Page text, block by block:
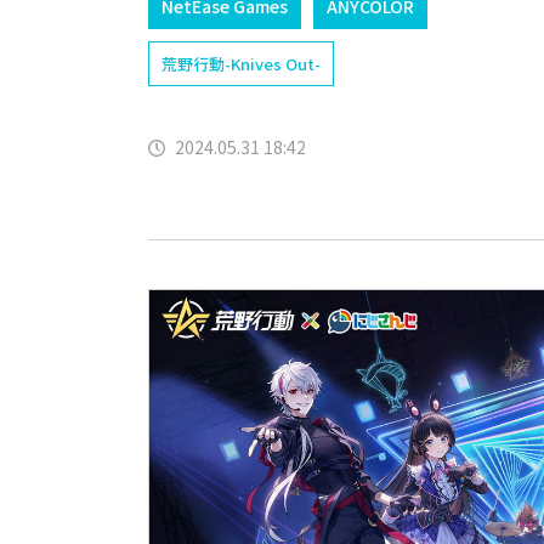
NetEase Games ANYCOLOR
荒野行動-Knives Out-
2024.05.31 18:42